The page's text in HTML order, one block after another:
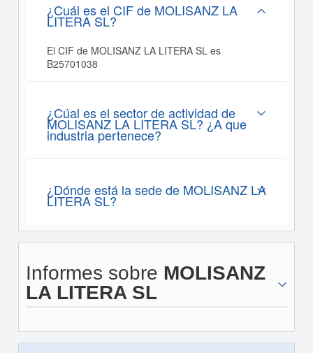
¿Cuál es el CIF de MOLISANZ LA
LITERA SL?
El CIF de MOLISANZ LA LITERA SL es
B25701038
¿Cúal es el sector de actividad de
MOLISANZ LA LITERA SL? ¿A que
industria pertenece?
¿Dónde está la sede de MOLISANZ LA
LITERA SL?
Informes sobre MOLISANZ
LA LITERA SL